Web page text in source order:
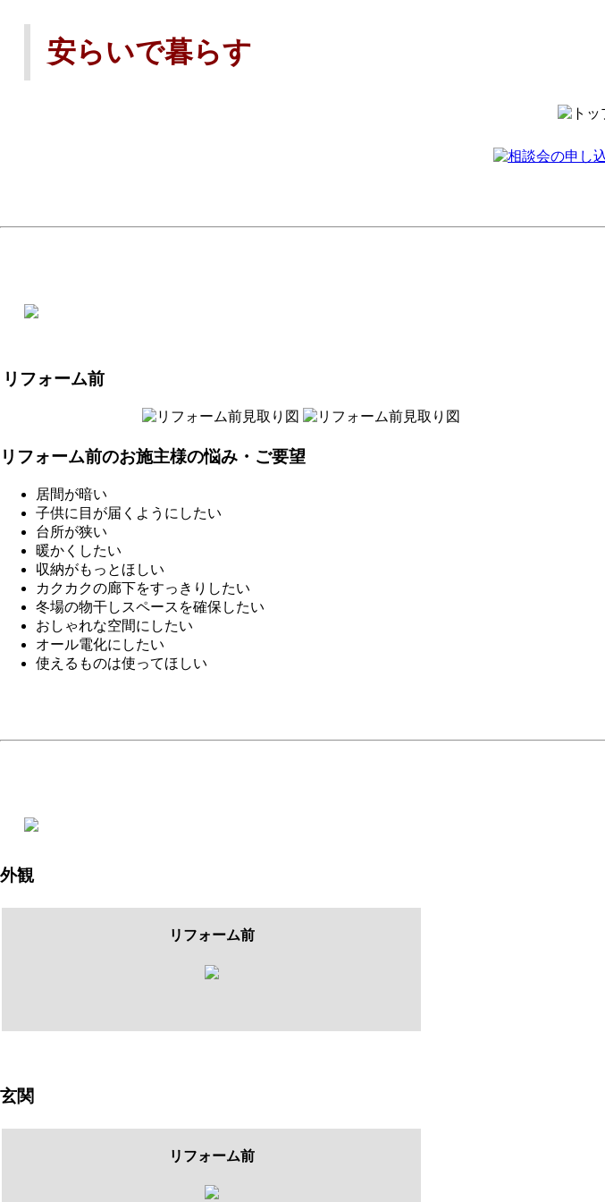
安らいで暮らす
リフォーム前
リフォーム前のお施主様の悩み・ご要望
居間が暗い
子供に目が届くようにしたい
台所が狭い
暖かくしたい
収納がもっとほしい
カクカクの廊下をすっきりしたい
冬場の物干しスペースを確保したい
おしゃれな空間にしたい
オール電化にしたい
使えるものは使ってほしい
外観
リフォーム前
玄関
リフォーム前